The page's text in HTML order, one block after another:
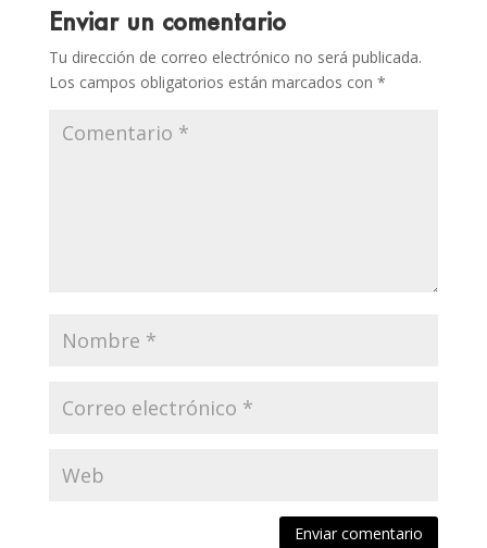
Enviar un comentario
Tu dirección de correo electrónico no será publicada.
Los campos obligatorios están marcados con *
Enviar comentario